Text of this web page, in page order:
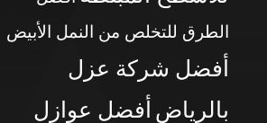
الطرق للتخلص من النمل الأبيض
أفضل شركة عزل
بالرياض أفضل عوازل